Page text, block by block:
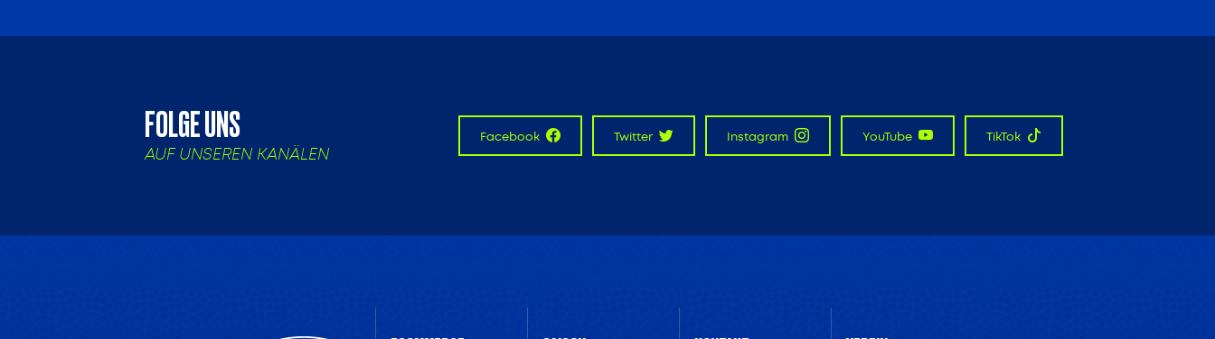
FOLGE UNS
AUF UNSEREN KANÄLEN
Facebook Twitter Instagram YouTube TikTok